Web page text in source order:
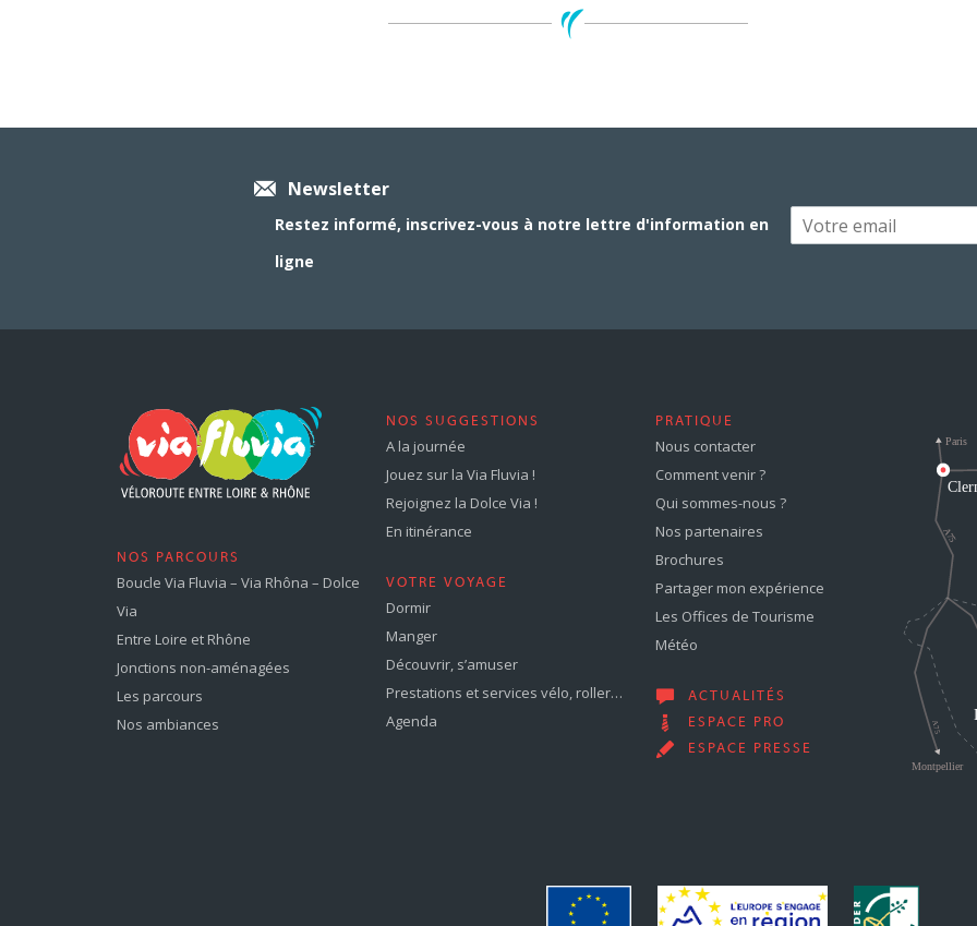
Newsletter
Restez informé, inscrivez-vous à notre lettre d'information en
ligne
NOS PARCOURS
Boucle Via Fluvia – Via Rhôna – Dolce
Via
Entre Loire et Rhône
Jonctions non-aménagées
Les parcours
Nos ambiances
NOS SUGGESTIONS
A la journée
Jouez sur la Via Fluvia !
Rejoignez la Dolce Via !
En itinérance
VOTRE VOYAGE
Dormir
Manger
Découvrir, s’amuser
Prestations et services vélo, roller…
Agenda
PRATIQUE
Nous contacter
Comment venir ?
Qui sommes-nous ?
Nos partenaires
Brochures
Partager mon expérience
Les Offices de Tourisme
Météo
ACTUALITÉS
ESPACE PRO
ESPACE PRESSE